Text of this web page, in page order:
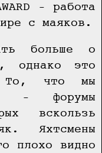
– работа
с маяков.
больше о
однако это
То, что мы
– форумы
вскользь
Яхтсмены
плохо видно